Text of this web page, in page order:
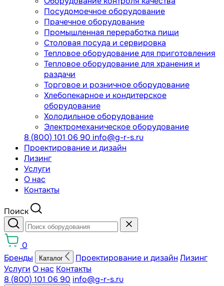
Посудомоечное оборудование
Прачечное оборудование
Промышленная переработка пищи
Столовая посуда и сервировка
Тепловое оборудование для приготовления
Тепловое оборудование для хранения и
раздачи
Торговое и розничное оборудование
Хлебопекарное и кондитерское
оборудование
Холодильное оборудование
Электромеханическое оборудование
8 (800) 101 06 90 info@g-r-s.ru
Проектирование и дизайн
Лизинг
Услуги
О нас
Контакты
Поиск
0
Бренды
Каталог Проектирование и дизайн Лизинг
Услуги О нас Контакты
8 (800) 101 06 90 info@g-r-s.ru